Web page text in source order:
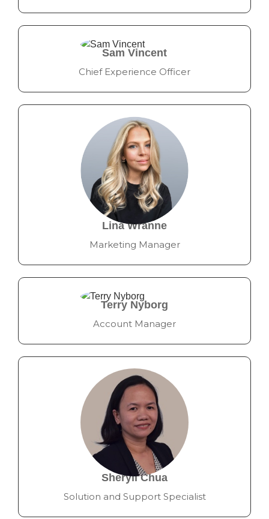
Sam Vincent
Chief Experience Officer
Lina Wranne
Marketing Manager
Terry Nyborg
Account Manager
Sheryll Chua
Solution and Support Specialist